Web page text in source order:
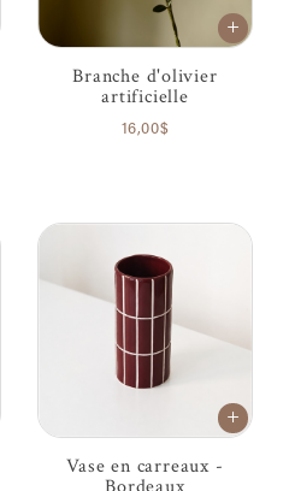
Branche d'olivier
artificielle
16,00$
Vase en carreaux -